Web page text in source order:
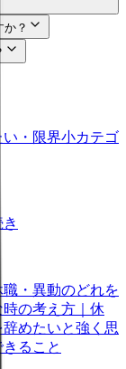
？
い・限界小カテゴ
き
・異動のどれを
の考え方｜休
辞めたいと強く思
ること